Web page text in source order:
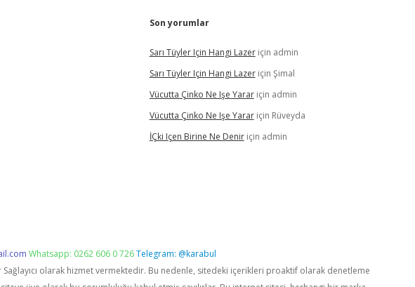
Son yorumlar
Sarı Tüyler Için Hangi Lazeriçin admin
Sarı Tüyler Için Hangi Lazeriçin Şimal
Vücutta Çinko Ne Işe Yarariçin admin
Vücutta Çinko Ne Işe Yarariçin Rüveyda
İÇki Içen Birine Ne Deniriçin admin
Whatsapp: 0262 606 0 726Telegram: @karabul
Sağlayıcı olarak hizmet vermektedir. Bu nedenle, sitedeki içerikleri proaktif olarak denetleme